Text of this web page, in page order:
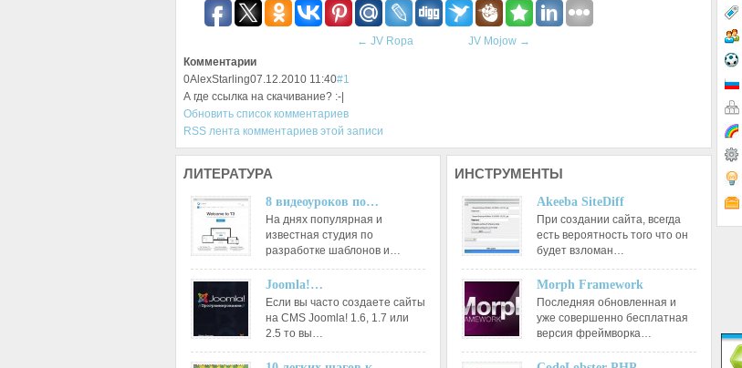
← JV Ropa JV Mojow →
Комментарии
0AlexStarling07.12.2010 11:40#1
А где ссылка на скачивание? :-|
Обновить список комментариев
RSS лента комментариев этой записи
ЛИТЕРАТУРА
8 видеоуроков по…
На днях популярная и
известная студия по
разработке шаблонов и…
Joomla!…
Если вы часто создаете сайты
на CMS Joomla! 1.6, 1.7 или
2.5 то вы…
ИНСТРУМЕНТЫ
Akeeba SiteDiff
При создании сайта, всегда
есть вероятность того что он
будет взломан…
Morph Framework
Последняя обновленная и
уже совершенно бесплатная
версия фреймворка…